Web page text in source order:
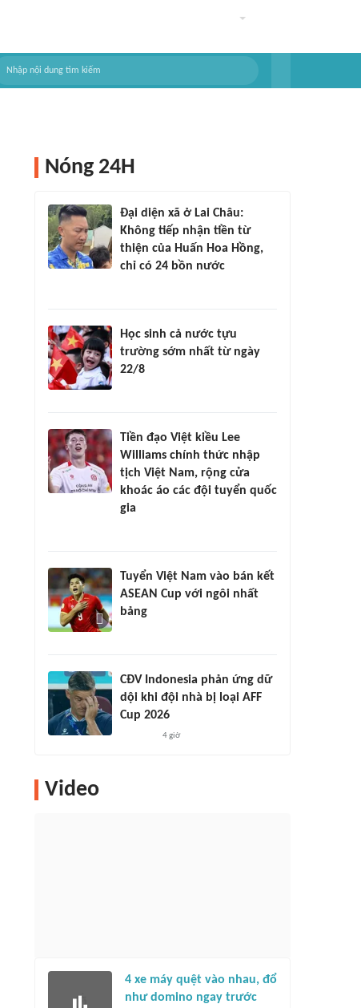
Nóng 24H
Đại diện xã ở Lai Châu:
Không tiếp nhận tiền từ
thiện của Huấn Hoa Hồng,
chỉ có 24 bồn nước
Học sinh cả nước tựu
trường sớm nhất từ ngày
22/8
Tiền đạo Việt kiều Lee
Williams chính thức nhập
tịch Việt Nam, rộng cửa
khoác áo các đội tuyển quốc
gia
Tuyển Việt Nam vào bán kết
ASEAN Cup với ngôi nhất
bảng
CĐV Indonesia phản ứng dữ
dội khi đội nhà bị loại AFF
Cup 2026
4 giờ
Video
4 xe máy quệt vào nhau, đổ
như domino ngay trước